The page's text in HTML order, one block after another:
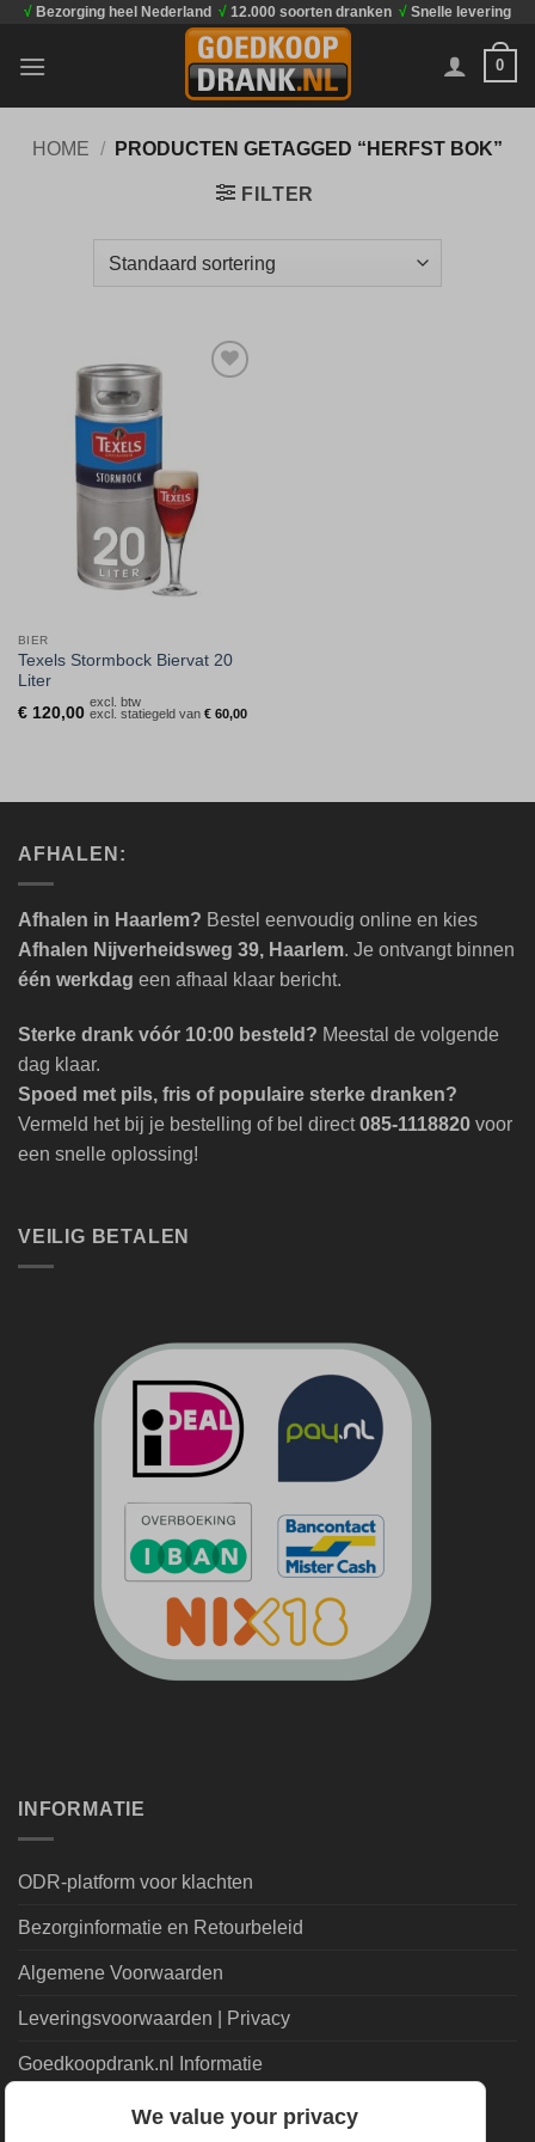
inhoud
√ Bezorging heel Nederland √ 12.000 soorten dranken √ Snelle levering
0
HOME / PRODUCTEN GETAGGED “HERFST BOK”
FILTER
BIER
Texels Stormbock Biervat 20
Liter
€120,00
excl. btw
excl. statiegeld van €60,00
AFHALEN:
Afhalen in Haarlem? Bestel eenvoudig online en kies
Afhalen Nijverheidsweg 39, Haarlem. Je ontvangt binnen
één werkdag een afhaal klaar bericht.
Sterke drank vóór 10:00 besteld? Meestal de volgende
dag klaar.
Spoed met pils, fris of populaire sterke dranken?
Vermeld het bij je bestelling of bel direct085-1118820 voor
een snelle oplossing!
VEILIG BETALEN
INFORMATIE
ODR-platform voor klachten
Bezorginformatie en Retourbeleid
Algemene Voorwaarden
Leveringsvoorwaarden | Privacy
Goedkoopdrank.nl Informatie
ALGEMEEN
We value your privacy